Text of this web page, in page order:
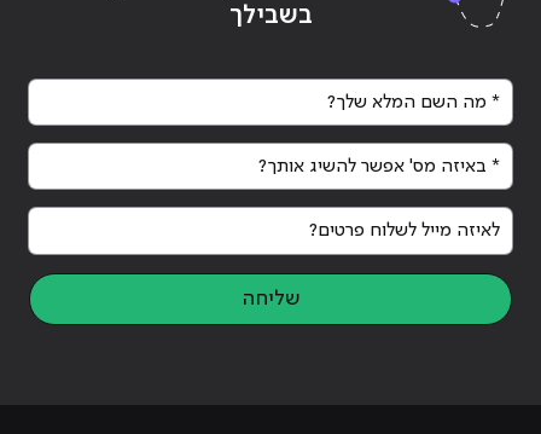
בשבילך
* מה השם המלא שלך?
* באיזה מס' אפשר להשיג אותך?
לאיזה מייל לשלוח פרטים?
שליחה